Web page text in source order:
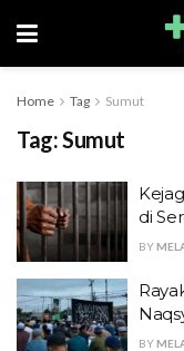
Home Tag Sumut
Tag:Sumut
di
BY
BY